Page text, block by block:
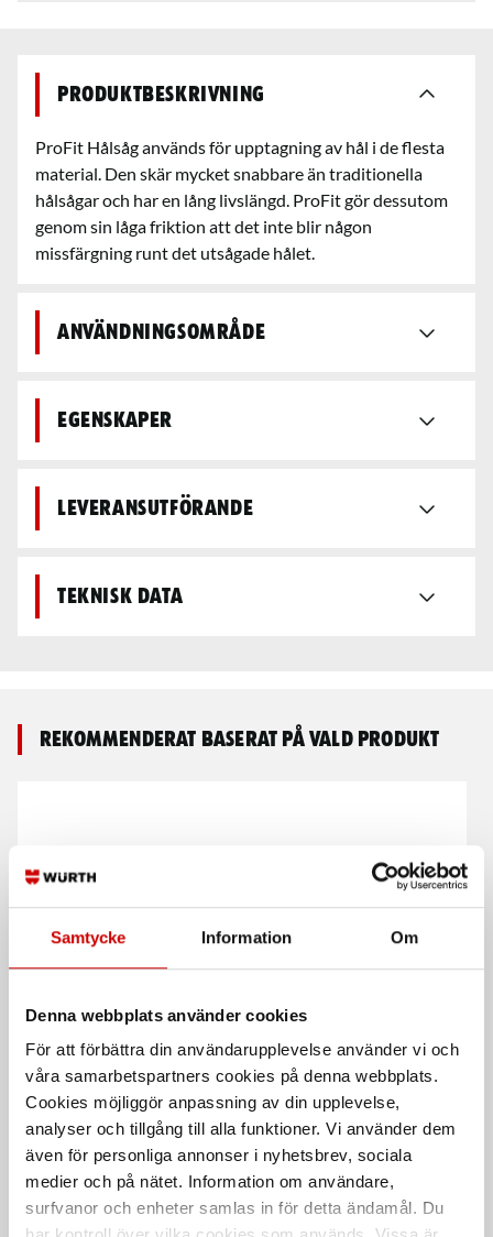
Samtycke Information Om
Denna webbplats använder cookies
För att förbättra din användarupplevelse använder vi och
våra samarbetspartners cookies på denna webbplats.
Cookies möjliggör anpassning av din upplevelse,
analyser och tillgång till alla funktioner. Vi använder dem
även för personliga annonser i nyhetsbrev, sociala
medier och på nätet. Information om användare,
surfvanor och enheter samlas in för detta ändamål. Du
Produktbeskrivning
ProFit Hålsåg används för upptagning av hål i de flesta
material. Den skär mycket snabbare än traditionella
hålsågar och har en lång livslängd. ProFit gör dessutom
genom sin låga friktion att det inte blir någon
missfärgning runt det utsågade hålet.
Användningsområde
Egenskaper
Leveransutförande
Teknisk data
Rekommenderat baserat på vald produkt
Bimetall Longlife 16 delar
För alla typer av stål